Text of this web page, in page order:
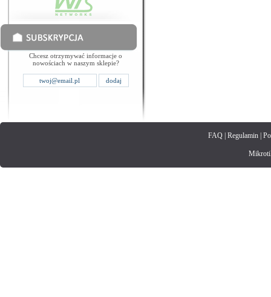
Chcesz otrzymywać informacje o
nowościach w naszym sklepie?
FAQ| Regulamin|